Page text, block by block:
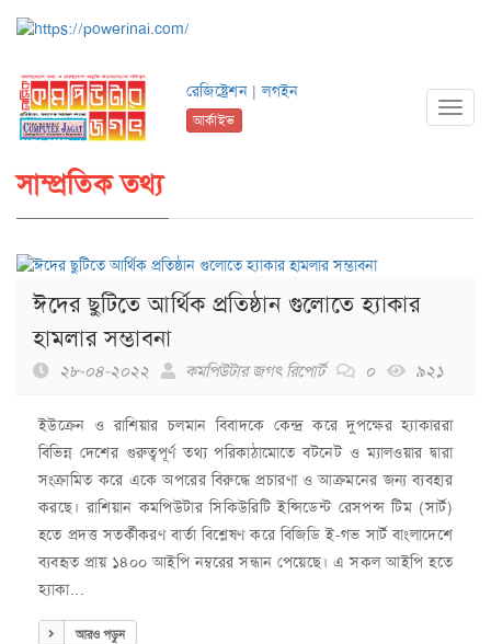
রেজিষ্ট্রেশন |লগইন
আর্কাইভ
সাম্প্রতিক তথ্য
ঈদের ছুটিতে আর্থিক প্রতিষ্ঠান গুলোতে হ্যাকার
হামলার সম্ভাবনা
২৮-০৪-২০২২ কমপিউটার জগৎ রিপোর্ট ০ ৯২১
ইউক্রেন ও রাশিয়ার চলমান বিবাদকে কেন্দ্র করে দুপক্ষের হ্যাকাররা
বিভিন্ন দেশের গুরুত্বপূর্ণ তথ্য পরিকাঠামোতে বটনেট ও ম্যালওয়ার দ্বারা
সংক্রামিত করে একে অপরের বিরুদ্ধে প্রচারণা ও আক্রমনের জন্য ব্যবহার
করছে। রাশিয়ান কমপিউটার সিকিউরিটি ইন্সিডেন্ট রেসপন্স টিম (সার্ট)
হতে প্রদত্ত সতর্কীকরণ বার্তা বিশ্লেষণ করে বিজিডি ই-গভ সার্ট বাংলাদেশে
ব্যবহৃত প্রায় ১৪০০ আইপি নম্বরের সন্ধান পেয়েছে। এ সকল আইপি হতে
হ্যাকা...
আরও পড়ুন